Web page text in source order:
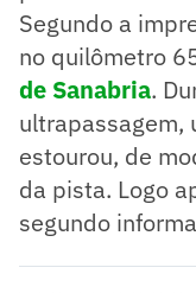
Segundo a
no quilômetro
de Sanabria.
ultrapassagem,
estourou, de
da pista. Logo
segundo